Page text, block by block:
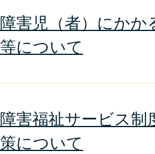
障害児（者）にかか
等について
障害福祉サービス制
策について